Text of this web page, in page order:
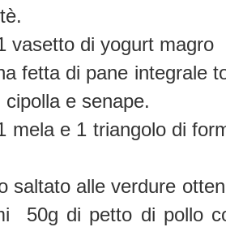
vasetto di yogurt magro
fetta di pane integrale
cipolla e senape.
mela e 1 triangolo di
saltato alle verdure
50g di petto di pollo